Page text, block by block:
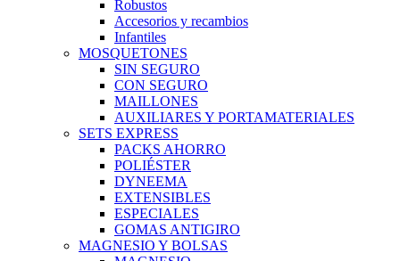
Robustos
Accesorios y recambios
Infantiles
MOSQUETONES
SIN SEGURO
CON SEGURO
MAILLONES
AUXILIARES Y PORTAMATERIALES
SETS EXPRESS
PACKS AHORRO
POLIÉSTER
DYNEEMA
EXTENSIBLES
ESPECIALES
GOMAS ANTIGIRO
MAGNESIO Y BOLSAS